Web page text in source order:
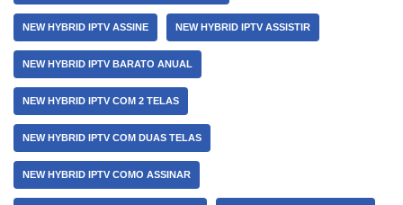
NEW HYBRID IPTV ASSINE NEW HYBRID IPTV ASSISTIR
NEW HYBRID IPTV BARATO ANUAL
NEW HYBRID IPTV COM 2 TELAS
NEW HYBRID IPTV COM DUAS TELAS
NEW HYBRID IPTV COMO ASSINAR